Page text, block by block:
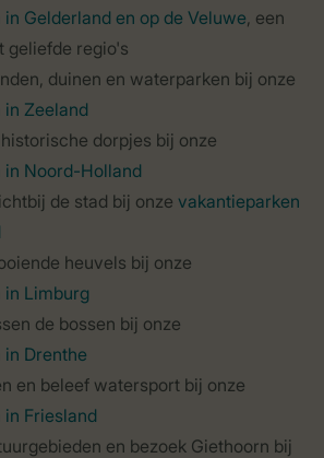
Gelderland en op de Veluwe, een
geliefde regio's
duinen en waterparken bij onze
Zeeland
dorpjes bij onze
Noord-Holland
de stad bij onze vakantieparken
heuvels bij onze
in Limburg
de bossen bij onze
Drenthe
en beleef watersport bij onze
Friesland
en bezoek Giethoorn bij